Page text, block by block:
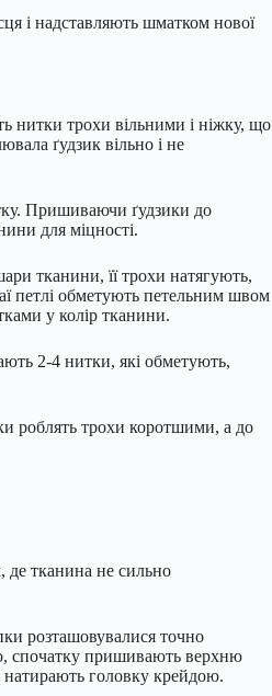
і надставляють шматком нової
нитки трохи вільними і ніжку, що
ґудзик вільно і не
Пришиваючи ґудзики до
для міцності.
тканини, її трохи натягують,
петлі обметують петельним швом
у колір тканини.
2-4 нитки, які обметують,
роблять трохи коротшими, а до
де тканина не сильно
розташовувалися точно
спочатку пришивають верхню
головку крейдою.